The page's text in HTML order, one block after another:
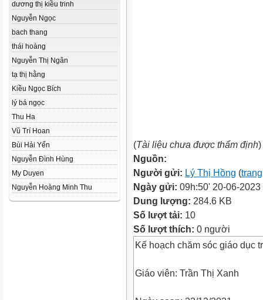
dương thị kiều trinh
Nguyễn Ngọc
bach thang
thái hoàng
Nguyễn Thị Ngân
tạ thị hằng
Kiều Ngọc Bích
lý bá ngọc
Thu Ha
Vũ Trí Hoan
Bùi Hải Yến
Nguyễn Đình Hùng
My Duyen
Nguyễn Hoàng Minh Thu
(Tài liệu chưa được thẩm định)
Nguồn:
Người gửi: Lý Thị Hồng (
Ngày gửi: 09h:50' 20-06-2023
Dung lượng: 284.6 KB
Số lượt tải: 10
Số lượt thích: 0 người
Kế hoạch chăm sóc giáo dục
Giáo viên: Trần Thị Xanh